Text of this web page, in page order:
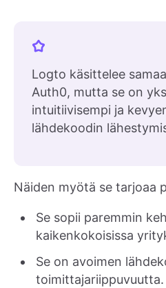
Logto käsittelee
Auth0, mutta se on
intuitiivisempi ja
lähdekoodin
Näiden myötä se tarjoaa
Se sopii paremmin
kaikenkokoisissa
Se on avoimen
toimittajariippuvuutta.